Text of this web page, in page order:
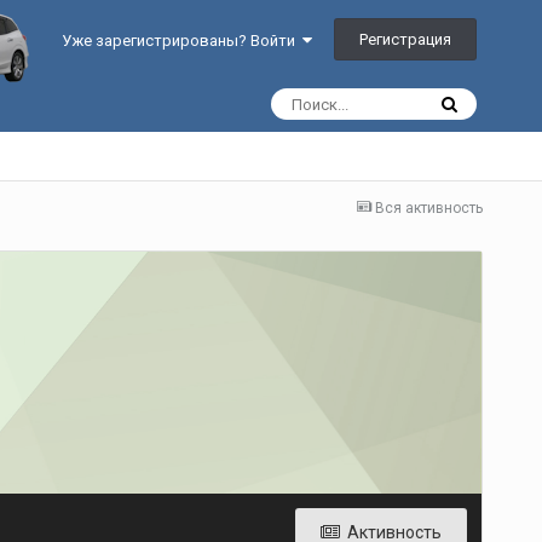
Уже зарегистрированы? Войти Регистрация
Вся активность
Активность